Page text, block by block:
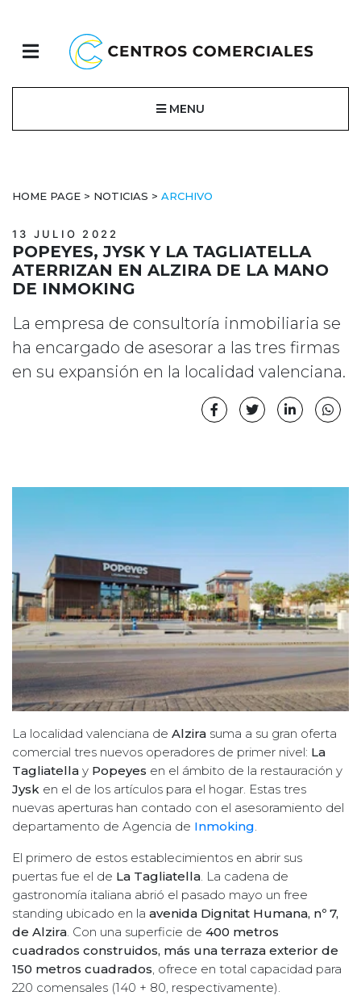
MENU
HOME PAGE > NOTICIAS > ARCHIVO
13 JULIO 2022
POPEYES, JYSK Y LA TAGLIATELLA
ATERRIZAN EN ALZIRA DE LA MANO
DE INMOKING
La empresa de consultoría inmobiliaria se
ha encargado de asesorar a las tres firmas
en su expansión en la localidad valenciana.
La localidad valenciana de Alzira suma a su gran oferta
comercial tres nuevos operadores de primer nivel: La
Tagliatella y Popeyes en el ámbito de la restauración y
Jysk en el de los artículos para el hogar. Estas tres
nuevas aperturas han contado con el asesoramiento del
departamento de Agencia de Inmoking.
El primero de estos establecimientos en abrir sus
puertas fue el de La Tagliatella. La cadena de
gastronomía italiana abrió el pasado mayo un free
standing ubicado en la avenida Dignitat Humana, nº 7,
de Alzira. Con una superficie de 400 metros
cuadrados construidos, más una terraza exterior de
150 metros cuadrados, ofrece en total capacidad para
220 comensales (140 + 80, respectivamente).